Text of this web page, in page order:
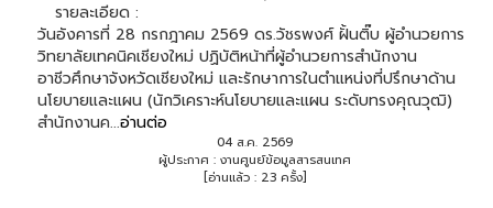
รายละเอียด :
วันอังคารที่ 28 กรกฎาคม 2569 ดร.วัชรพงศ์ ฝั้นติ๊บ ผู้อำนวยการ
วิทยาลัยเทคนิคเชียงใหม่ ปฏิบัติหน้าที่ผู้อำนวยการสำนักงาน
อาชีวศึกษาจังหวัดเชียงใหม่ และรักษาการในตำแหน่งที่ปรึกษาด้าน
นโยบายและแผน (นักวิเคราะห์นโยบายและแผน ระดับทรงคุณวุฒิ)
สำนักงานค...อ่านต่อ
04 ส.ค. 2569
ผู้ประกาศ : งานศูนย์ข้อมูลสารสนเทศ
[อ่านแล้ว : 23 ครั้ง]